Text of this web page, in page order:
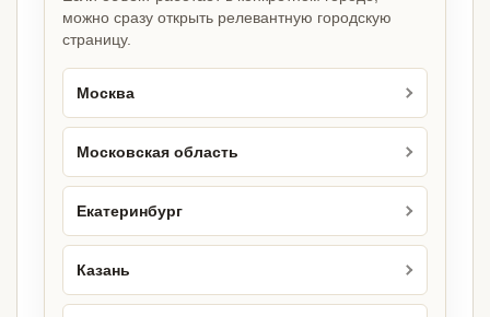
можно сразу открыть релевантную городскую
страницу.
Москва
Московская область
Екатеринбург
Казань